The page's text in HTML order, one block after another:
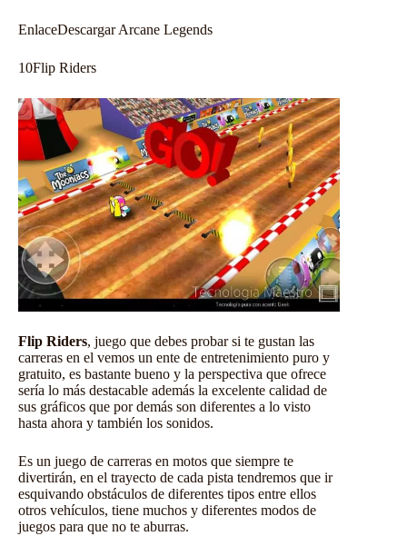
EnlaceDescargar Arcane Legends
10Flip Riders
Flip Riders, juego que debes probar si te gustan las
carreras en el vemos un ente de entretenimiento puro y
gratuito, es bastante bueno y la perspectiva que ofrece
sería lo más destacable además la excelente calidad de
sus gráficos que por demás son diferentes a lo visto
hasta ahora y también los sonidos.
Es un juego de carreras en motos que siempre te
divertirán, en el trayecto de cada pista tendremos que ir
esquivando obstáculos de diferentes tipos entre ellos
otros vehículos, tiene muchos y diferentes modos de
juegos para que no te aburras.